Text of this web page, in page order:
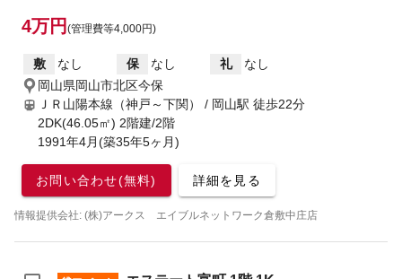
4万円 (管理費等4,000円)
敷 なし 保 なし 礼
なし
岡山県岡山市北区今保
ＪＲ山陽本線（神戸～下関） / 岡山駅 徒歩22分
2DK(46.05㎡) 2階建/2階
1991年4月(築35年5ヶ月)
お問い合わせ(無料) 詳細を見る
情報提供会社: (株)アークス エイブルネットワーク倉敷中庄店